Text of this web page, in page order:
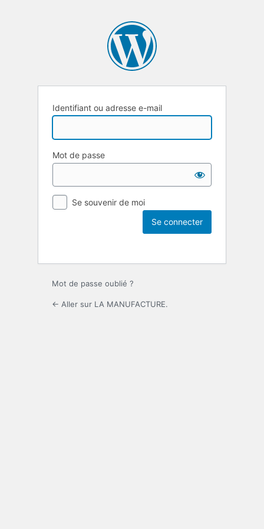
Identifiant ou adresse e-mail
Mot de passe
Se souvenir de moi
Mot de passe oublié ?
← Aller sur LA MANUFACTURE.